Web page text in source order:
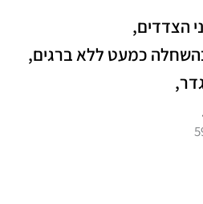
הצדדים,
כמעט ללא ברגים,